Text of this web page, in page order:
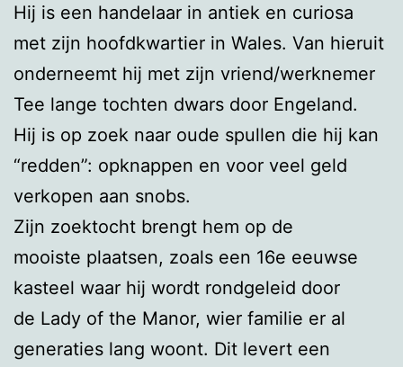
Hij is een handelaar in antiek en curiosa
met zijn hoofdkwartier in Wales. Van hieruit
onderneemt hij met zijn vriend/werknemer
Tee lange tochten dwars door Engeland.
Hij is op zoek naar oude spullen die hij kan
“redden”: opknappen en voor veel geld
verkopen aan snobs.
Zijn zoektocht brengt hem op de
mooiste plaatsen, zoals een 16e eeuwse
kasteel waar hij wordt rondgeleid door
de Lady of the Manor, wier familie er al
generaties lang woont. Dit levert een